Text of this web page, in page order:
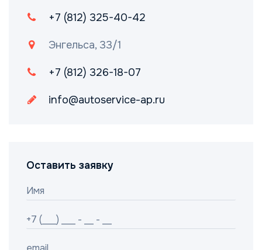
+7 (812) 325-40-42
Энгельса, 33/1
+7 (812) 326-18-07
info@autoservice-ap.ru
Оставить заявку